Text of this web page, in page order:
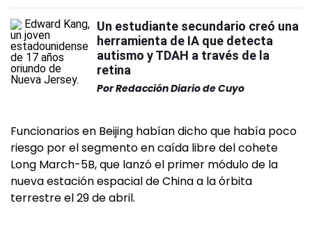
Un estudiante secundario creó una
herramienta de IA que detecta
autismo y TDAH a través de la
retina
PorRedacción Diario de Cuyo
Funcionarios en Beijing habían dicho que había poco
riesgo por el segmento en caída libre del cohete
Long March-5B, que lanzó el primer módulo de la
nueva estación espacial de China a la órbita
terrestre el 29 de abril.